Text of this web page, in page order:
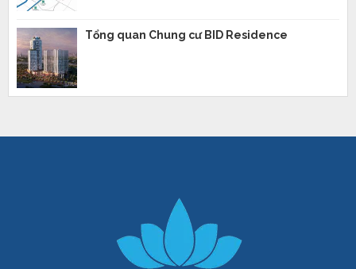
Tổng quan Chung cư BID Residence